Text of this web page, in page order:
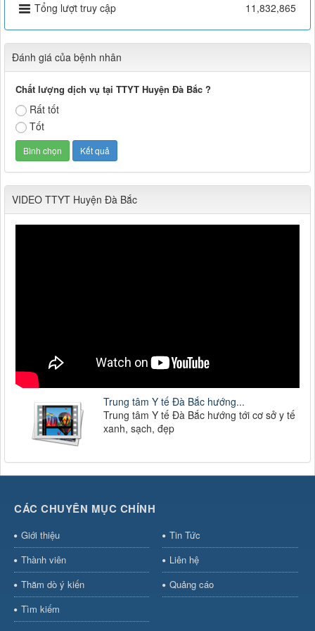
Tổng lượt truy cập
11,832,865
Đánh giá của bệnh nhân
Chất lượng dịch vụ tại TTYT Huyện Đà Bắc ?
Rất tốt
Tốt
VIDEO TTYT Huyện Đà Bắc
Trung tâm Y tế Đà Bắc hướng...
Trung tâm Y tế Đà Bắc hướng tới cơ sở y tế
xanh, sạch, đẹp
CÁC CHUYÊN MỤC CHÍNH
Giới thiệu
Tin Tức
Thành viên
Liên hệ
Thăm dò ý kiến
Quảng cáo
Tìm kiếm